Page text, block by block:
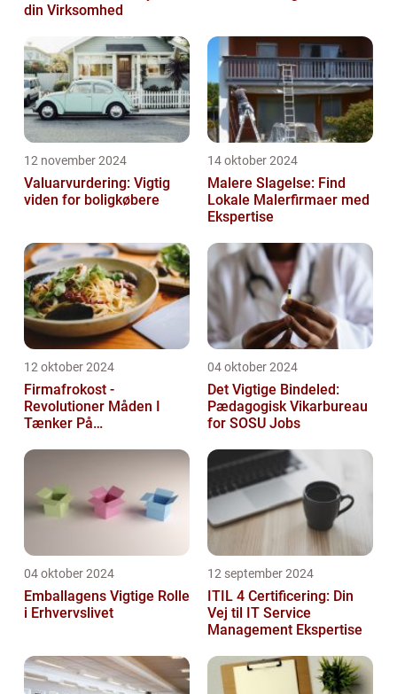
din Virksomhed
12 november 2024
Valuarvurdering: Vigtig
viden for boligkøbere
14 oktober 2024
Malere Slagelse: Find
Lokale Malerfirmaer med
Ekspertise
12 oktober 2024
Firmafrokost -
Revolutioner Måden I
Tænker På
04 oktober 2024
Det Vigtige Bindeled:
Pædagogisk Vikarbureau
for SOSU Jobs
04 oktober 2024
Emballagens Vigtige Rolle
i Erhvervslivet
12 september 2024
ITIL 4 Certificering: Din
Vej til IT Service
Management Ekspertise